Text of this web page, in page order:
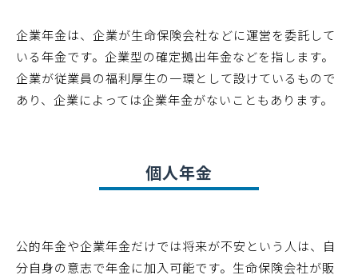
企業年金は、企業が生命保険会社などに運営を委託して
いる年金です。企業型の確定拠出年金などを指します。
企業が従業員の福利厚生の一環として設けているもので
あり、企業によっては企業年金がないこともあります。
個人年金
公的年金や企業年金だけでは将来が不安という人は、自
分自身の意志で年金に加入可能です。生命保険会社が販